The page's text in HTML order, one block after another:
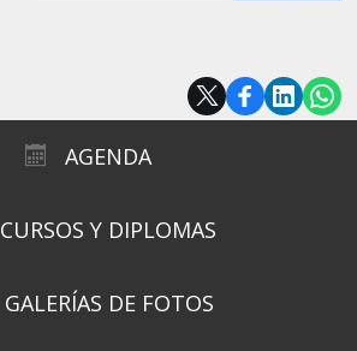
AGENDA
CURSOS Y DIPLOMAS
GALERÍAS DE FOTOS